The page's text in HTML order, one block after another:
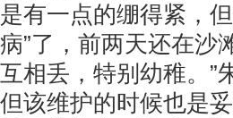
是有一点的绷得紧，
病”了，前两天还在沙
互相丢，特别幼稚。”
但该维护的时候也是